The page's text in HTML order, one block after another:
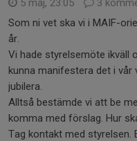
5 maj, 23:05
3
Som ni vet ska vi i MAIF-
år.
Vi hade styrelsemöte ikväll
kunna manifestera det i
jubilera.
Alltså bestämde vi att be
komma med förslag. Hur
Tag kontakt med styrelsen.